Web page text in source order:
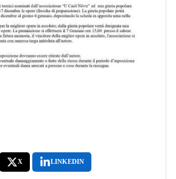
X LINKEDIN